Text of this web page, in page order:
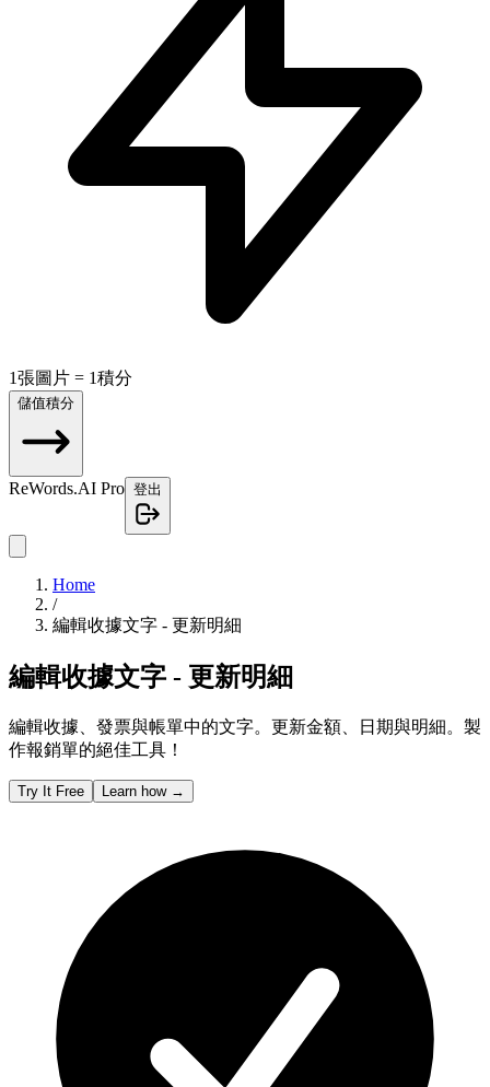
1張圖片 = 1積分
儲值積分
ReWords.AI Pro 登出
Home
/
編輯收據文字 - 更新明細
編輯收據文字 - 更新明細
編輯收據、發票與帳單中的文字。更新金額、日期與明細。製
作報銷單的絕佳工具！
Try It Free Learn how →